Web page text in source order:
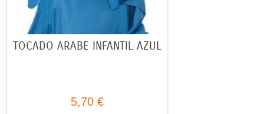
TOCADO ARABE INFANTIL AZUL
5,70 €